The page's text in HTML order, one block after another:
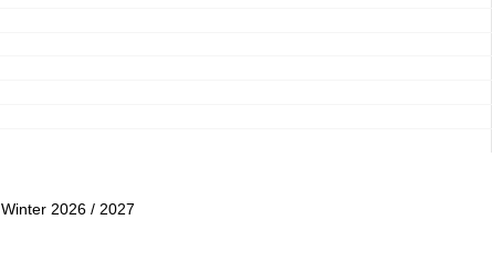
Winter 2026 / 2027